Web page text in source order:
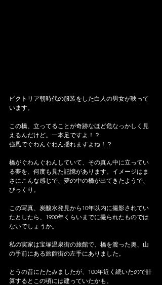
ビクトリア朝時代の服装をした白人の男女が映って
います。
この橋、立ってることが奇跡なほど危なっかしく見
えるんだけど。一本足ですよ！？
強風でぐわんぐわん揺れますよね！？
橋がぐわんぐわんしていて、その真ん中に立ってい
る夢を、何度も見た記憶があります。イメージはま
さにこんな感じで、夢の中の橋が出てきたようで、
びっくり。
この写真、炭酸水発見から10年以内に撮影されてい
たとしたら、1900年くらいまでに撮られたものでは
ないでしょうか。
私の実家は宝塚温泉街の旅館で、橋を渡った奥、山
の手前にある旅館街の左手にありました。
とうの昔にたたみましたが、100年近く続いたので計
算するとこの頃には建っていたかも。